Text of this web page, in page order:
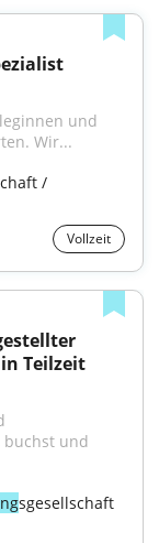
und
Wir...
Vollzeit
Teilzeit
buchst und
sgesellschaft